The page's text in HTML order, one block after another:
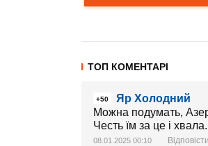
ТОП КОМЕНТАРІ
+50
Яр Холодний
Можна подумать,
Честь їм за це і
08.01.2025 00:10 Відповісти